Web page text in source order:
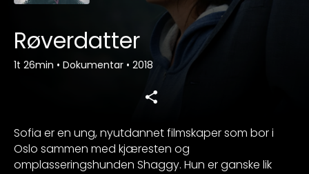
Røverdatter
1t 26min • Dokumentar • 2018
Sofia er en ung, nyutdannet filmskaper som bor i
Oslo sammen med kjæresten og
omplasseringshunden Shaggy. Hun er ganske lik